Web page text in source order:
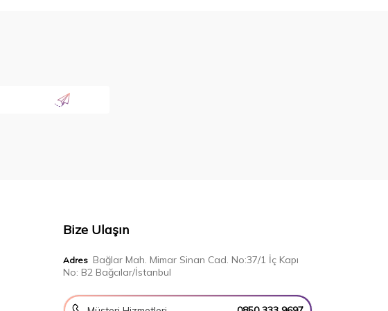
Bize Ulaşın
Adres Bağlar Mah. Mimar Sinan Cad. No:37/1 İç Kapı
No: B2 Bağcılar/İstanbul